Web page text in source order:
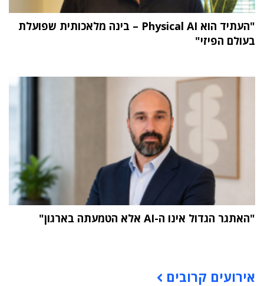
"העתיד הוא Physical AI – בינה מלאכותית שפועלת
בעולם הפיזי"
"האתגר הגדול אינו ה-AI אלא הטמעתה בארגון"
אירועים קרובים